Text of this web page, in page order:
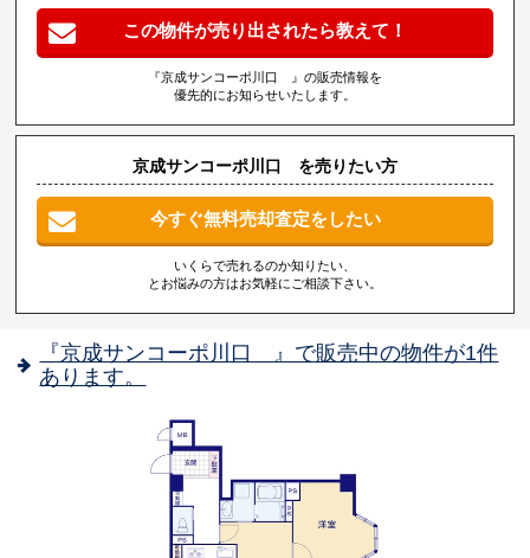
この物件が売り出されたら教えて！
『京成サンコーポ川口 』の販売情報を
優先的にお知らせいたします。
京成サンコーポ川口 を売りたい方
今すぐ無料売却査定をしたい
いくらで売れるのか知りたい、
とお悩みの方はお気軽にご相談下さい。
『京成サンコーポ川口 』で販売中の物件が1件
あります。